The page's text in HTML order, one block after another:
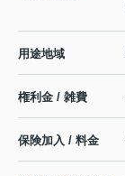
用途地域
権利金 / 雑費
保険加入 / 料金